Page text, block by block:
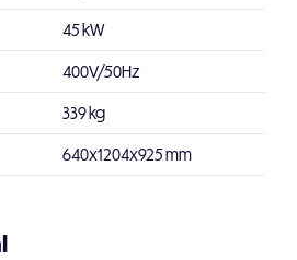
45 kW
400V/50Hz
339 kg
640x1204x925 mm